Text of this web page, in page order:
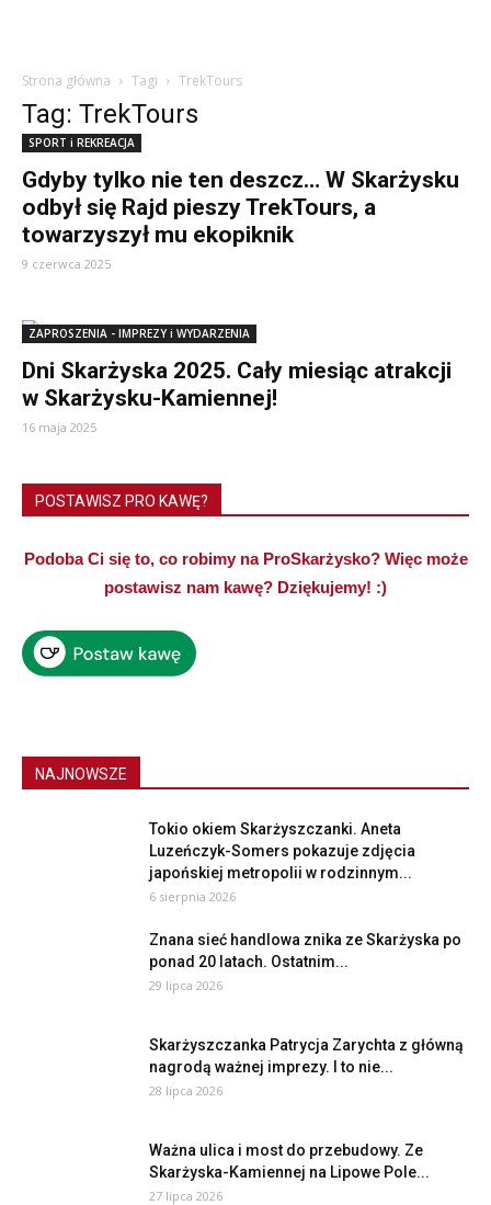
Strona główna Tagi TrekTours
Tag: TrekTours
SPORT i REKREACJA
Gdyby tylko nie ten deszcz… W Skarżysku
odbył się Rajd pieszy TrekTours, a
towarzyszył mu ekopiknik
9 czerwca 2025
ZAPROSZENIA - IMPREZY i WYDARZENIA
Dni Skarżyska 2025. Cały miesiąc atrakcji
w Skarżysku-Kamiennej!
16 maja 2025
POSTAWISZ PRO KAWĘ?
Podoba Ci się to, co robimy na ProSkarżysko? Więc może
postawisz nam kawę? Dziękujemy! :)
NAJNOWSZE
Tokio okiem Skarżyszczanki. Aneta
Luzeńczyk-Somers pokazuje zdjęcia
japońskiej metropolii w rodzinnym...
6 sierpnia 2026
Znana sieć handlowa znika ze Skarżyska po
ponad 20 latach. Ostatnim...
29 lipca 2026
Skarżyszczanka Patrycja Zarychta z główną
nagrodą ważnej imprezy. I to nie...
28 lipca 2026
Ważna ulica i most do przebudowy. Ze
Skarżyska-Kamiennej na Lipowe Pole...
27 lipca 2026